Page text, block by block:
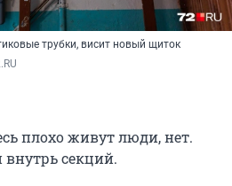
трубки, висит новый щиток
плохо живут люди, нет.
внутрь секций.